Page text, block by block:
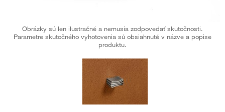
Obrázky sú len ilustračné a nemusia zodpovedať skutočnosti.
Parametre skutočného vyhotovenia sú obsiahnuté v názve a popise
produktu.